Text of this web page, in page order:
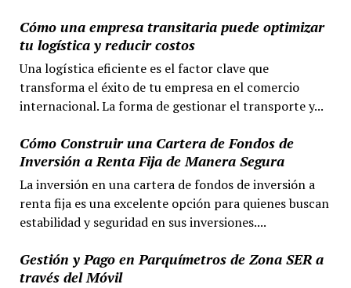
Cómo una empresa transitaria puede optimizar
tu logística y reducir costos
Una logística eficiente es el factor clave que
transforma el éxito de tu empresa en el comercio
internacional. La forma de gestionar el transporte y...
Cómo Construir una Cartera de Fondos de
Inversión a Renta Fija de Manera Segura
La inversión en una cartera de fondos de inversión a
renta fija es una excelente opción para quienes buscan
estabilidad y seguridad en sus inversiones....
Gestión y Pago en Parquímetros de Zona SER a
través del Móvil